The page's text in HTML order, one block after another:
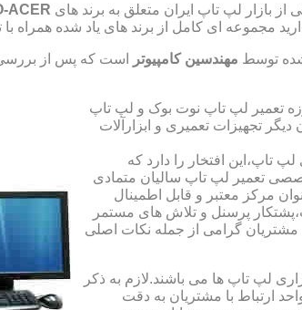
بازار لپ تاپ ایران متعلق به برند های ACER
مجموعه ای کامل از برند های یاد شده همراه
توسط مهندسین کامپیوتر
است که پس از
تعمیر لپ تاپ نوت بوک و لپ تاپ
تجهیزات تعمیری و ابزارآلات
افتخار را دارد که
تعمیر لپ تاپ سالیان متمادی
مرکز معتبر و قابل اطمینال
پرسنل و تلاش های مستمر
گرامی از جمله نکات اصلی
لپ تاپ ها می باشند.لازم به ذکر
ارتباط با مشتریان به دقت